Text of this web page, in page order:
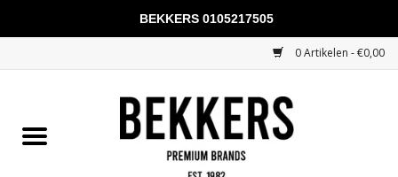
0 Artikelen - €0,00
Mannen
BEKKERS 0105217505